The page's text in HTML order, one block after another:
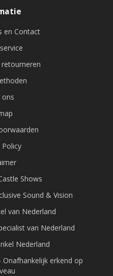
en Contact
ons
Policy
Shows
Sound & Vision
van Nederland
van Nederland
Nederland
erkend op